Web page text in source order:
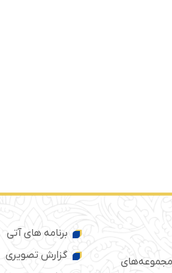
مجموعه‌های
برنامه های آتی
گزارش تصویری